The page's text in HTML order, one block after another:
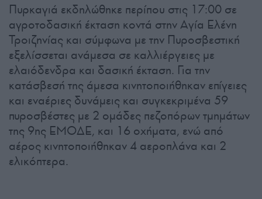
Πυρκαγιά εκδηλώθηκε περίπου στις 17:00 σε
αγροτοδασική έκταση κοντά στην Αγία Ελένη
Τροιζηνίας και σύμφωνα με την Πυροσβεστική
εξελίσσεται ανάμεσα σε καλλιέργειες με
ελαιόδενδρα και δασική έκταση. Για την
κατάσβεσή της άμεσα κινητοποιήθηκαν επίγειες
και εναέριες δυνάμεις και συγκεκριμένα 59
πυροσβέστες με 2 ομάδες πεζοπόρων τμημάτων
της 9ης ΕΜΟΔΕ, και 16 οχήματα, ενώ από
αέρος κινητοποιήθηκαν 4 αεροπλάνα και 2
ελικόπτερα.